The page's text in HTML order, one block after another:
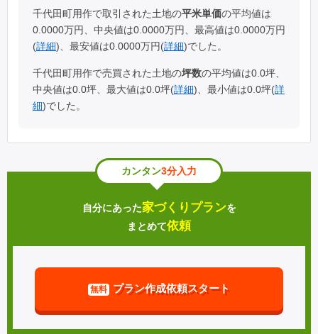
千代田町用作で取引された土地の平米単価の平均値は
0.0000万円、中央値は0.0000万円、最高値は0.0000万円
(詳細)、最安値は0.0000万円(詳細)でした。
千代田町用作で売買された土地の坪数の平均値は0.0坪、
中央値は0.0坪、最大値は0.0坪(詳細)、最小値は0.0坪(詳
細)でした。
カンタン3分入力
自分にあった家づくりプランを
まとめて依頼
無料 プラン作成依頼スタート